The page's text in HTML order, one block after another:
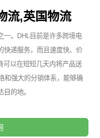
流,英国物流
一。DHL目前是许多跨境电
快递服务，而且速度快、价
可以在短短几天内将产品送
和强大的分销体系，能够确
的地。